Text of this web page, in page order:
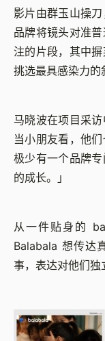
影片由群玉山操
品牌将镜头对准
注的片段，其中
挑选最具感染力的
马晓波在项目采
当小朋友看，他
极少有一个品牌
的成长。」
从一件贴身的
Balabala 想传达
事，表达对他们独